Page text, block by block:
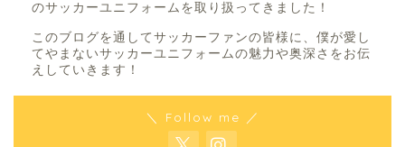
のサッカーユニフォームを取り扱ってきました！
このブログを通してサッカーファンの皆様に、僕が愛し
てやまないサッカーユニフォームの魅力や奥深さをお伝
えしていきます！
＼ Follow me ／